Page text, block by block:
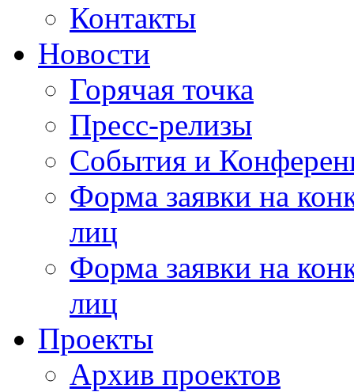
Контакты
Новости
Горячая точка
Пресс-релизы
События и
Форма заявки на
лиц
Форма заявки на
лиц
Проекты
Архив проектов